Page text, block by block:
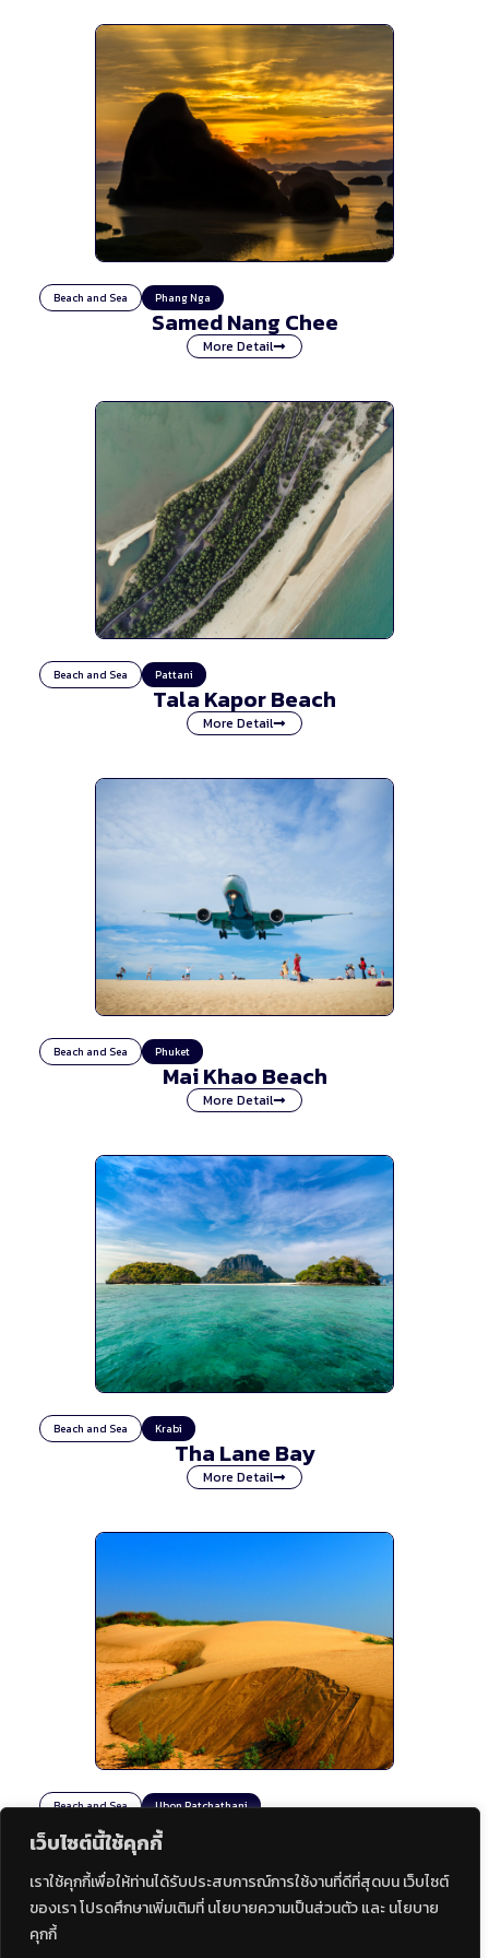
เว็บไซต์นี้ใช้คุกกี้
เราใช้คุกกี้เพื่อให้ท่านได้รับประสบการณ์การใช้งานที่ดีที่สุดบน เว็บไซต์
ของเรา โปรดศึกษาเพิ่มเติมที่ นโยบายความเป็นส่วนตัว และ นโยบาย
คุกกี้
Beach and Sea Phang Nga
Samed Nang Chee
More Detail
Beach and Sea Pattani
Tala Kapor Beach
More Detail
Beach and Sea Phuket
Mai Khao Beach
More Detail
Beach and Sea Krabi
Tha Lane Bay
More Detail
Beach and Sea Ubon Ratchathani
Had Hong Beach